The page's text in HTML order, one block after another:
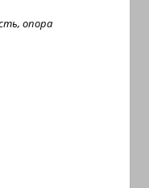
опора